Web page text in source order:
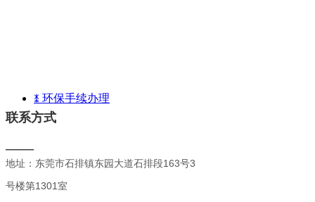
ꁧ 环保手续办理
联系方式
——
地址：东莞市石排镇东园大道石排段163号3
号楼第1301室